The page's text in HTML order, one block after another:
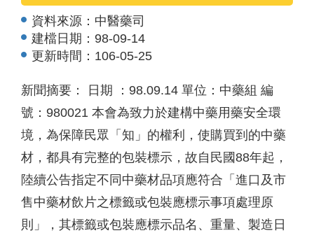
資料來源： 中醫藥司
建檔日期： 98-09-14
更新時間： 106-05-25
新聞摘要： 日期 ：98.09.14 單位：中藥組 編
號：980021 本會為致力於建構中藥用藥安全環
境，為保障民眾「知」的權利，使購買到的中藥
材，都具有完整的包裝標示，故自民國88年起，
陸續公告指定不同中藥材品項應符合「進口及市
售中藥材飲片之標籤或包裝應標示事項處理原
則」，其標籤或包裝應標示品名、重量、製造日